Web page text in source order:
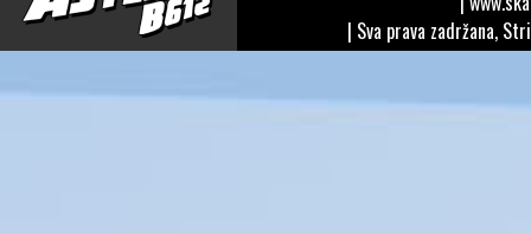
| Sva prava zadržana,